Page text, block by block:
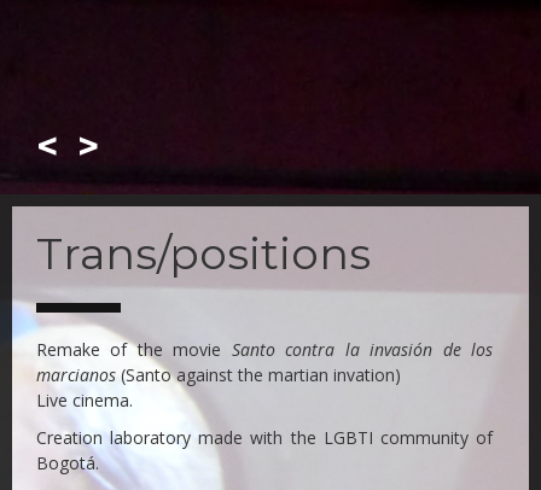
Skip
< >
Trans/positions
Remake of the movie Santo contra la invasión de los
marcianos (Santo against the martian invation)
Live cinema.
Creation laboratory made with the LGBTI community of
Bogotá.